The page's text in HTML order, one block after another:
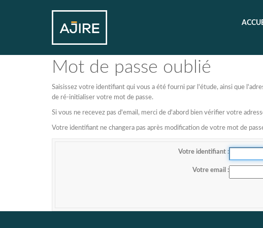
Mot de passe oublié
Saisissez votre identifiant qui vous a été fourni par l'étude, ainsi que
de ré-initialiser votre mot de passe.
Si vous ne recevez pas d'email, merci de d'abord bien vérifier votre
Votre identifiant ne changera pas après modification de votre mot de
Votre identifiant
Votre email